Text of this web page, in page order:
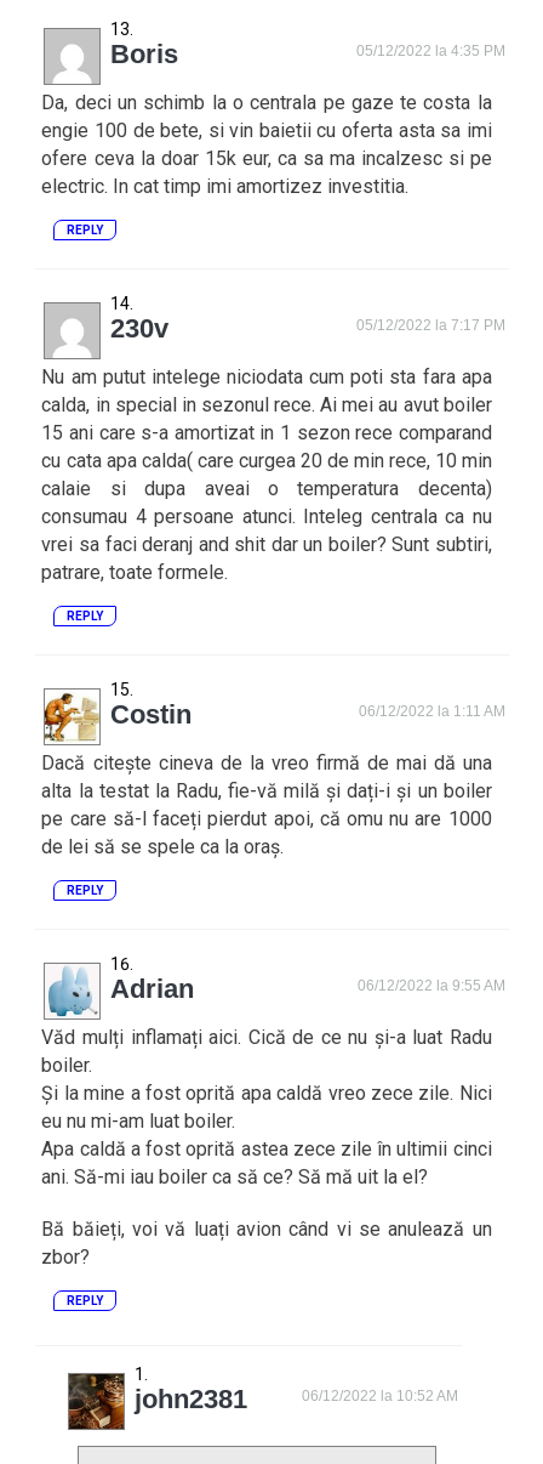
Boris 05/12/2022 la 4:35 PM
Da, deci un schimb la o centrala pe gaze te costa la
engie 100 de bete, si vin baietii cu oferta asta sa imi
ofere ceva la doar 15k eur, ca sa ma incalzesc si pe
electric. In cat timp imi amortizez investitia.
REPLY
230v 05/12/2022 la 7:17 PM
Nu am putut intelege niciodata cum poti sta fara apa
calda, in special in sezonul rece. Ai mei au avut boiler
15 ani care s-a amortizat in 1 sezon rece comparand
cu cata apa calda( care curgea 20 de min rece, 10 min
calaie si dupa aveai o temperatura decenta)
consumau 4 persoane atunci. Inteleg centrala ca nu
vrei sa faci deranj and shit dar un boiler? Sunt subtiri,
patrare, toate formele.
REPLY
Costin 06/12/2022 la 1:11 AM
Dacă citește cineva de la vreo firmă de mai dă una
alta la testat la Radu, fie-vă milă și dați-i și un boiler
pe care să-l faceți pierdut apoi, că omu nu are 1000
de lei să se spele ca la oraș.
REPLY
Adrian 06/12/2022 la 9:55 AM
Văd mulți inflamați aici. Cică de ce nu și-a luat Radu
boiler.
Și la mine a fost oprită apa caldă vreo zece zile. Nici
eu nu mi-am luat boiler.
Apa caldă a fost oprită astea zece zile în ultimii cinci
ani. Să-mi iau boiler ca să ce? Să mă uit la el?
Bă băieți, voi vă luați avion când vi se anulează un
zbor?
REPLY
john2381 06/12/2022 la 10:52 AM